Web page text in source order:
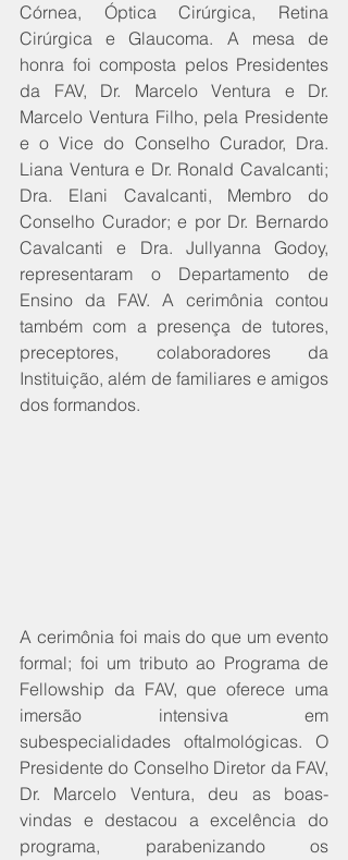
Córnea, Óptica Cirúrgica, Retina
Cirúrgica e Glaucoma. A mesa de
honra foi composta pelos Presidentes
da FAV, Dr. Marcelo Ventura e Dr.
Marcelo Ventura Filho, pela Presidente
e o Vice do Conselho Curador, Dra.
Liana Ventura e Dr. Ronald Cavalcanti;
Dra. Elani Cavalcanti, Membro do
Conselho Curador; e por Dr. Bernardo
Cavalcanti e Dra. Jullyanna Godoy,
representaram o Departamento de
Ensino da FAV. A cerimônia contou
também com a presença de tutores,
preceptores, colaboradores da
Instituição, além de familiares e amigos
dos formandos.
A cerimônia foi mais do que um evento
formal; foi um tributo ao Programa de
Fellowship da FAV, que oferece uma
imersão intensiva em
subespecialidades oftalmológicas. O
Presidente do Conselho Diretor da FAV,
Dr. Marcelo Ventura, deu as boas-
vindas e destacou a excelência do
programa, parabenizando os